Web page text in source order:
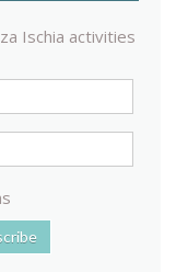
Ischia activities